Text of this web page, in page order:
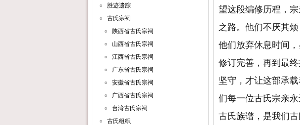
胜迹遗踪
古氏宗祠
陕西省古氏宗祠
山西省古氏宗祠
江西省古氏宗祠
广东省古氏宗祠
安徽省古氏宗祠
广西省古氏宗祠
台湾古氏宗祠
古氏组织
望这段编修历程，
之路。他们不厌其
他们放弃休息时间
修订完善，再到最
坚守，才让这部承
们每一位古氏宗亲永
古氏族谱，是我们